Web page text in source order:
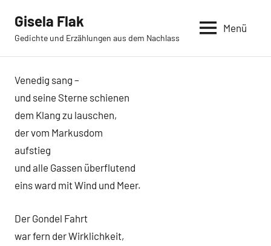
Inhalt
springen
Gisela Flak
Gedichte und Erzählungen aus dem Nachlass
Menü
Venedig sang –
und seine Sterne schienen
dem Klang zu lauschen,
der vom Markusdom
aufstieg
und alle Gassen überflutend
eins ward mit Wind und Meer.
Der Gondel Fahrt
war fern der Wirklichkeit,